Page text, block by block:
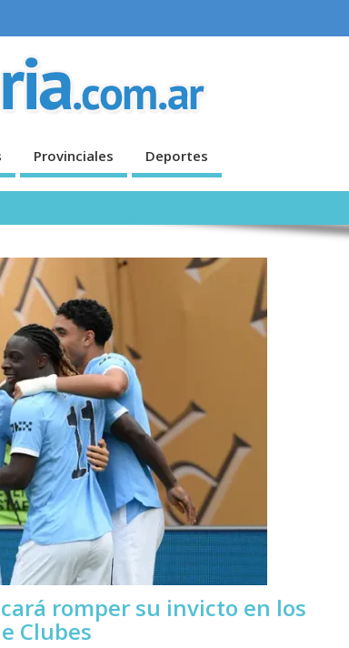
Provinciales Deportes
romper su invicto en los
Clubes